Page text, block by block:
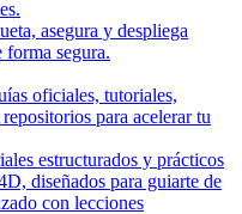
asegura y despliega
segura.
oficiales, tutoriales,
para acelerar tu
estructurados y prácticos
diseñados para guiarte de
con lecciones